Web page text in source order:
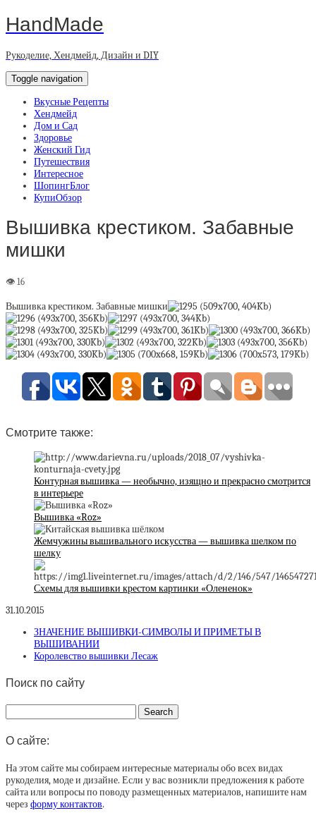
HandMade
Рукоделие, Хендмейд, Дизайн и DIY
Toggle navigation
Вкусные Рецепты
Хендмейд
Дом и Сад
Здоровье
Женский Гид
Путешествия
Интересное
ШопингБлог
КупиОбзор
Вышивка крестиком. Забавные
мишки
Вышивка крестиком. Забавные мишки
Смотрите также:
Контурная вышивка — необычно, изящно и прекрасно смотрится
в интерьере
Вышивка «Roz»
Жемчужины вышивального искусства — вышивка шелком по
шелку
Схемы для вышивки крестом картинки «Олененок»
31.10.2015
ЗНАЧЕНИЕ ВЫШИВКИ-СИМВОЛЫ И ПРИМЕТЫ В
ВЫШИВАНИИ
Королевство вышивки Лесаж
Поиск по сайту
О сайте:
На этом сайте мы собираем интересные материалы обо всех видах
рукоделия, моде и дизайне. Если у вас возникли предложения к работе
сайта или вопросы по поводу размещенных материалов, напишите нам
через форму контактов.